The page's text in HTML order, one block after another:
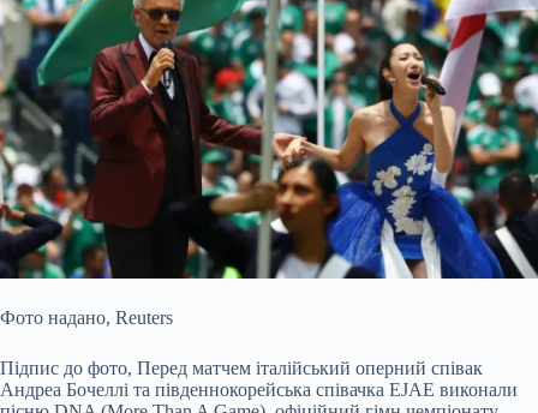
Фото надано, Reuters
Підпис до фото, Перед матчем італійський оперний співак
Андреа Бочеллі та південнокорейська співачка EJAE виконали